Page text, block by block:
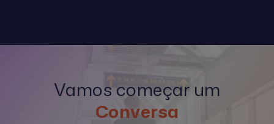
Vamos começar um
Conversa